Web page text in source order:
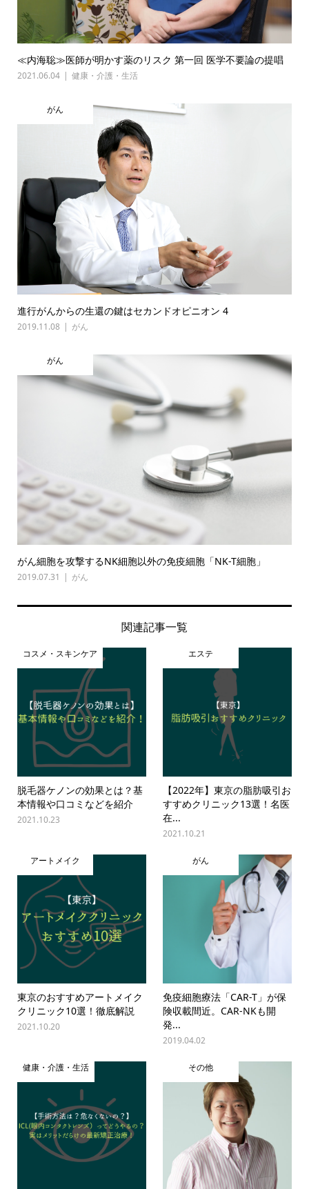
≪内海聡≫医師が明かす薬のリスク 第一回 医学不要論の提唱
2021.06.04 健康・介護・生活
がん
進行がんからの生還の鍵はセカンドオピニオン 4
2019.11.08 がん
がん
がん細胞を攻撃するNK細胞以外の免疫細胞「NK-T細胞」
2019.07.31 がん
関連記事一覧
コスメ・スキンケア
脱毛器ケノンの効果とは？基
本情報や口コミなどを紹介
2021.10.23
エステ
【2022年】東京の脂肪吸引お
すすめクリニック13選！名医
在...
2021.10.21
アートメイク
東京のおすすめアートメイク
クリニック10選！徹底解説
2021.10.20
がん
免疫細胞療法「CAR-T」が保
険収載間近。CAR-NKも開
発...
2019.04.02
健康・介護・生活 その他